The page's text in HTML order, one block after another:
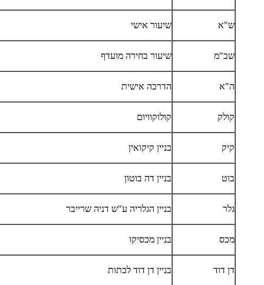
ש"א שיעור אישי
שב"מ שיעור בחירה מועדף
ה"א הדרכה אישית
קולק קולוקוויום
קיק בניין קיקואין
בוט בניין דה בוטון
גלר בניין הגלריה ע"ש דניה שרייבר
מכס בניין מכסיקו
דן דוד בניין דן דוד לכתות